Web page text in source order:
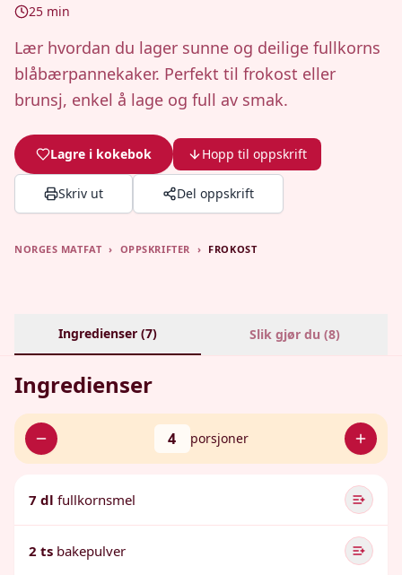
25 min
Lær hvordan du lager sunne og deilige fullkorns
blåbærpannekaker. Perfekt til frokost eller
brunsj, enkel å lage og full av smak.
Lagre i kokebok Hopp til oppskrift
Skriv ut Del oppskrift
NORGES MATFAT › OPPSKRIFTER › FROKOST
Ingredienser (7) Slik gjør du (8)
Ingredienser
4 porsjoner
7 dl fullkornsmel
2 ts bakepulver